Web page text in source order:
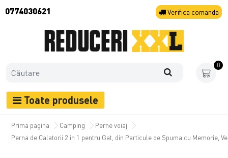
0774030621 Verifica comanda
0
Toate produsele
Prima pagina Camping
Perne voiaj
Perna de Calatorii 2 in 1 pentru Gat, din Particule de Spuma cu Memorie,